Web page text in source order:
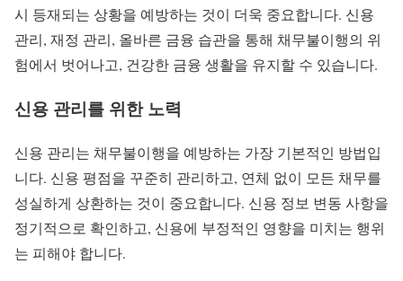
시 등재되는 상황을 예방하는 것이 더욱 중요합니다. 신용
관리, 재정 관리, 올바른 금융 습관을 통해 채무불이행의 위
험에서 벗어나고, 건강한 금융 생활을 유지할 수 있습니다.
신용 관리를 위한 노력
신용 관리는 채무불이행을 예방하는 가장 기본적인 방법입
니다. 신용 평점을 꾸준히 관리하고, 연체 없이 모든 채무를
성실하게 상환하는 것이 중요합니다. 신용 정보 변동 사항을
정기적으로 확인하고, 신용에 부정적인 영향을 미치는 행위
는 피해야 합니다.